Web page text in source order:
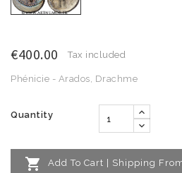
€400.00 Tax included
Phénicie - Arados, Drachme
Quantity
 Add To Cart | Shipping